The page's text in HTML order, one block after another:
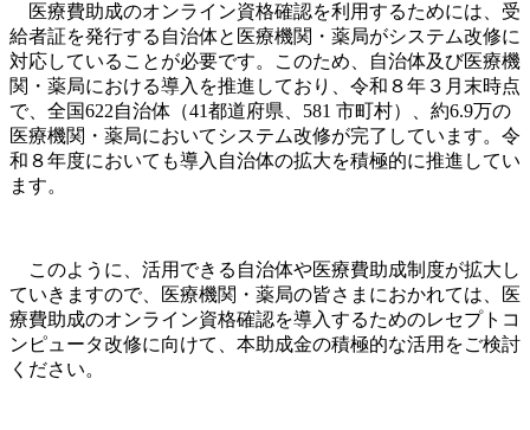
医療費助成のオンライン資格確認を利用するためには、受
給者証を発行する自治体と医療機関・薬局がシステム改修に
対応していることが必要です。このため、自治体及び医療機
関・薬局における導入を推進しており、令和８年３月末時点
で、全国622自治体（41都道府県、581 市町村）、約6.9万の
医療機関・薬局においてシステム改修が完了しています。令
和８年度においても導入自治体の拡大を積極的に推進してい
ます。
このように、活用できる自治体や医療費助成制度が拡大し
ていきますので、医療機関・薬局の皆さまにおかれては、医
療費助成のオンライン資格確認を導入するためのレセプトコ
ンピュータ改修に向けて、本助成金の積極的な活用をご検討
ください。